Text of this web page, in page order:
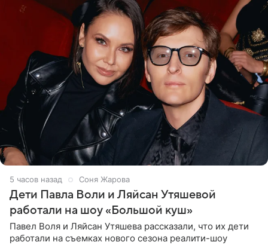
5 часов назад Соня Жарова
Дети Павла Воли и Ляйсан Утяшевой
работали на шоу «Большой куш»
Павел Воля и Ляйсан Утяшева рассказали, что их дети
работали на съемках нового сезона реалити-шоу